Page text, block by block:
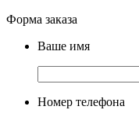
Форма заказа
Ваше имя
Номер телефона